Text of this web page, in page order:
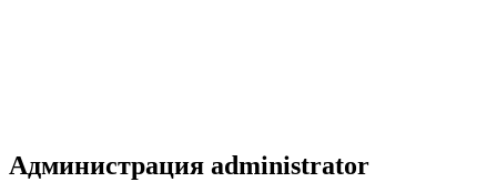
Администрация administrator